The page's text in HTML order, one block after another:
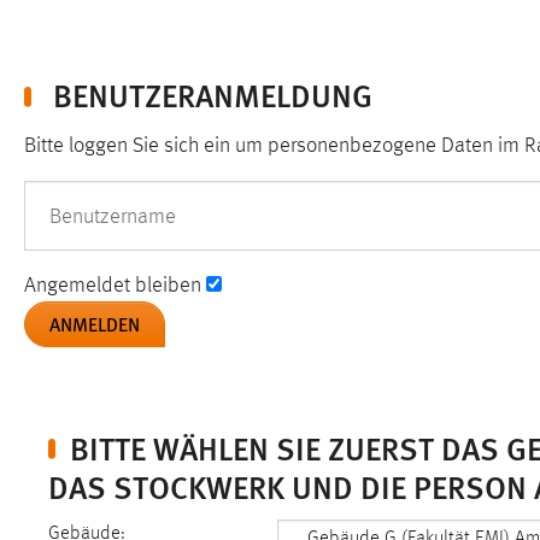
BENUTZERANMELDUNG
Bitte loggen Sie sich ein um personenbezogene Daten im
Benutzername
Angemeldet bleiben
BITTE WÄHLEN SIE ZUERST DAS
AS STOCKWERK UND DIE PERSON
Gebäude:
Sprachpräferenz
Zweck:
Cookie Laufzeit: 30 Tage
Chat
5e9dbeb1811c0446
Zweck:
Wird benötigt um die Chatfunktion
nutzen zu können.